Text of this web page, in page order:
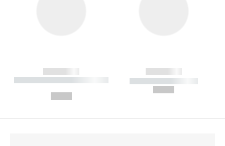
------------
----------- ----------- --------
------------
----------- -----------